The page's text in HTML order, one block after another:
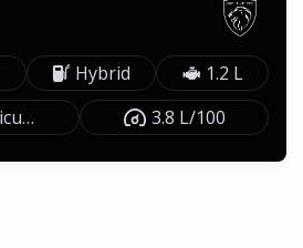
Hybrid
1.2 L
0 DHs (Véhicule exonéré)
3.8 L/100